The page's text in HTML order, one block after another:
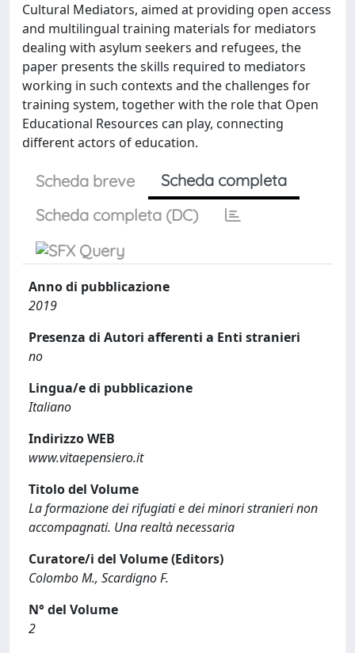
Cultural Mediators, aimed at providing open access
and multilingual training materials for mediators
dealing with asylum seekers and refugees, the
paper presents the skills required to mediators
working in such contexts and the challenges for
training system, together with the role that Open
Educational Resources can play, connecting
different actors of education.
Scheda breve
Scheda completa
Scheda completa (DC)
Anno di pubblicazione
2019
Presenza di Autori afferenti a Enti stranieri
no
Lingua/e di pubblicazione
Italiano
Indirizzo WEB
www.vitaepensiero.it
Titolo del Volume
La formazione dei rifugiati e dei minori stranieri non
accompagnati. Una realtà necessaria
Curatore/i del Volume (Editors)
Colombo M., Scardigno F.
N° del Volume
2